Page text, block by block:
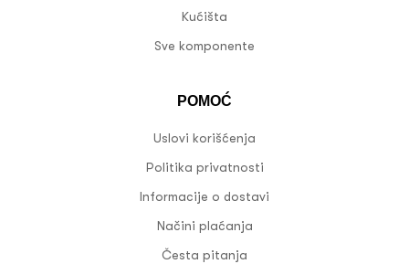
Kućišta
Sve komponente
POMOĆ
Uslovi korišćenja
Politika privatnosti
Informacije o dostavi
Načini plaćanja
Česta pitanja